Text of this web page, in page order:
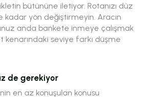
bütününe iletiyor. Rotanızı düz
yön değiştirmeyin. Aracın
anda bankete inmeye çalışmak
kenarındaki seviye farkı düşme
de gerekiyor
en az konuşulan konusu